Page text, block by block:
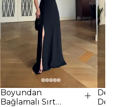
Boyundan
Bağlamalı Sırt